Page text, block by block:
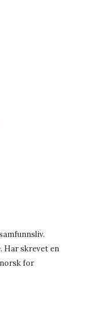
Har skrevet en
for